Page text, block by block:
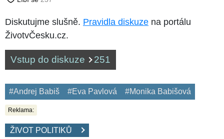
Diskutujme slušně. Pravidla diskuze na portálu
ŽivotvČesku.cz.
Vstup do diskuze 251
#Andrej Babiš #Eva Pavlová #Monika Babišová
Reklama:
ŽIVOT POLITIKŮ